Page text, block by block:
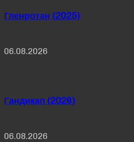
Гленротан (2025)
06.08.2026
Гандикап (2026)
06.08.2026